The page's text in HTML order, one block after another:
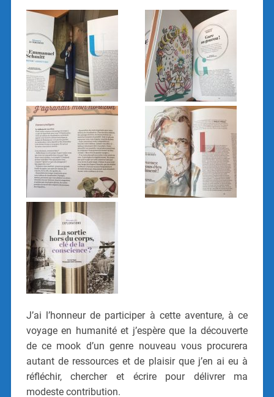
J’ai l’honneur de participer à cette aventure, à ce
voyage en humanité et j’espère que la découverte
de ce mook d’un genre nouveau vous procurera
autant de ressources et de plaisir que j’en ai eu à
réfléchir, chercher et écrire pour délivrer ma
modeste contribution.